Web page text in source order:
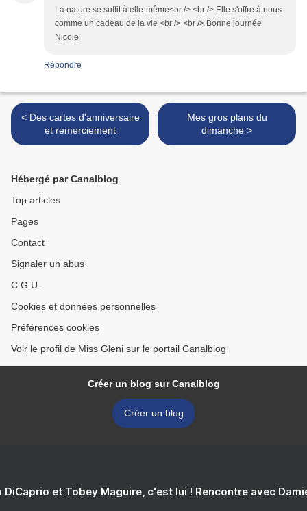
La nature se suffit à elle-même<br /> <br /> Elle s'offre à nous
comme un cadeau de la vie <br /> <br /> Bonne journée
Nicole
Répondre
< Des cartes d'anniversaire
et remerciement
Mes gros plans du
dimanche >
Hébergé par Canalblog
Top articles
Pages
Contact
Signaler un abus
C.G.U.
Cookies et données personnelles
Préférences cookies
Voir le profil de Miss Gleni sur le portail Canalblog
Créer un blog sur Canalblog
Créer un blog
DiCaprio et Tobey Maguire, c'est lui ! Rencontre avec